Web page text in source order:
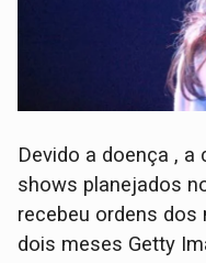
Devido a doença ,
shows planejados
recebeu ordens
dois meses Getty